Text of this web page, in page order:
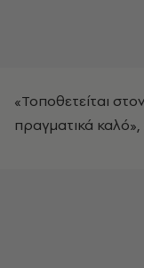
«Τοποθετείται
πραγματικά